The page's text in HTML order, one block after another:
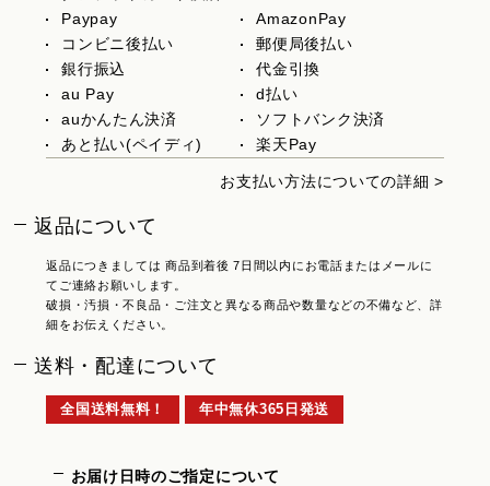
Paypay
AmazonPay
コンビニ後払い
郵便局後払い
銀行振込
代金引換
au Pay
d払い
auかんたん決済
ソフトバンク決済
あと払い(ペイディ)
楽天Pay
お支払い方法についての詳細 >
返品について
返品につきましては 商品到着後 7日間以内にお電話またはメールに
てご連絡お願いします。
破損・汚損・不良品・ご注文と異なる商品や数量などの不備など、詳
細をお伝えください。
送料・配達について
全国送料無料！ 年中無休365日発送
お届け日時のご指定について